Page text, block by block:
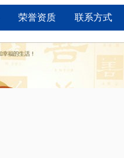
荣誉资质 联系方式